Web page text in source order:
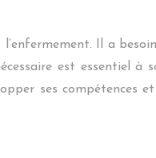
Il a
est essentiel à
ses compétences